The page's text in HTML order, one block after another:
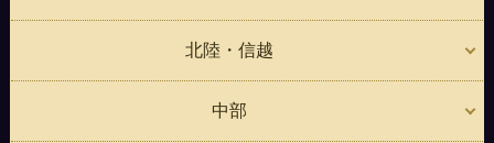
北陸・信越
中部